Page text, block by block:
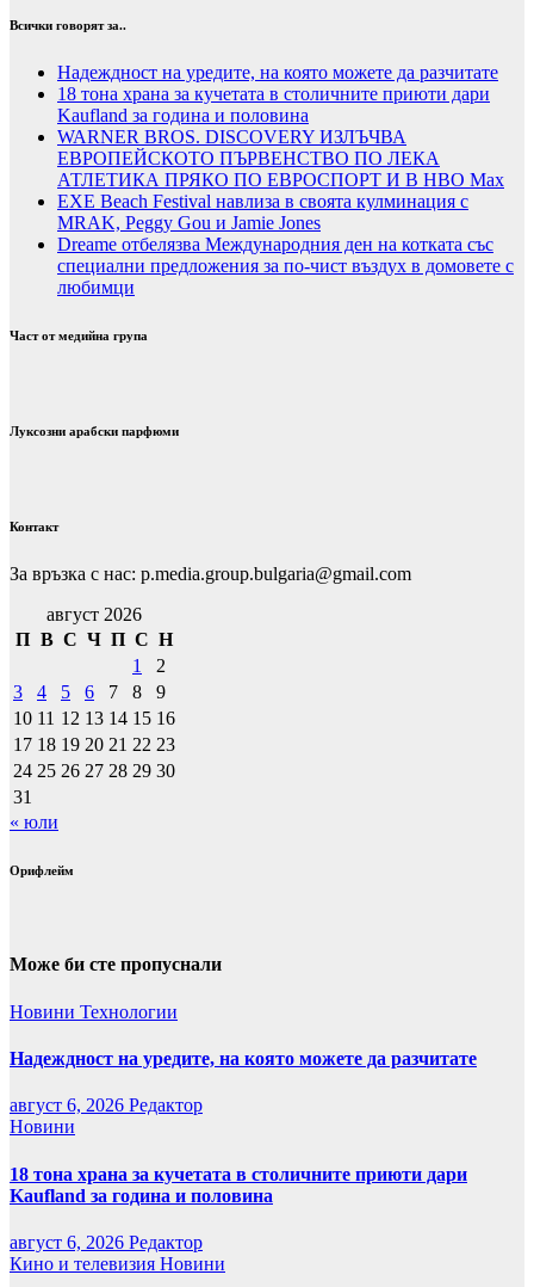
Всички говорят за..
Надеждност на уредите, на която можете да разчитате
18 тона храна за кучетата в столичните приюти дари
Kaufland за година и половина
WARNER BROS. DISCOVERY ИЗЛЪЧВА
ЕВРОПЕЙСКОТО ПЪРВЕНСТВО ПО ЛЕКА
АТЛЕТИКА ПРЯКО ПО ЕВРОСПОРТ И В НВО Мах
EXE Beach Festival навлиза в своята кулминация с
MRAK, Peggy Gou и Jamie Jones
Dreame отбелязва Международния ден на котката със
специални предложения за по-чист въздух в домовете с
любимци
Част от медийна група
Луксозни арабски парфюми
Контакт
За връзка с нас: p.media.group.bulgaria@gmail.com
август 2026
П В С Ч П С Н
1
2
3
4 5 6 7 8
9
10 11 12 13 14 15 16
17 18 19 20 21 22 23
24 25 26 27 28 29 30
31
« юли
Орифлейм
Може би сте пропуснали
Новини Технологии
Надеждност на уредите, на която можете да разчитате
август 6, 2026 Редактор
Новини
18 тона храна за кучетата в столичните приюти дари
Kaufland за година и половина
август 6, 2026 Редактор
Кино и телевизия Новини